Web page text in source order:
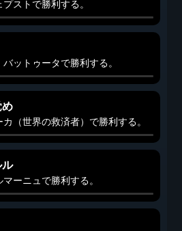
ストで勝利する。
ットゥータで勝利する。
（世界の救済者）で勝利する。
ーニュで勝利する。